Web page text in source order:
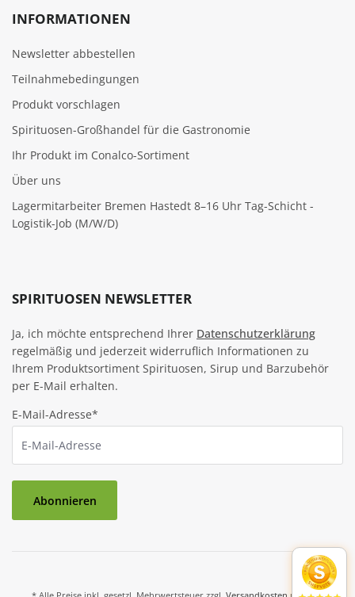
INFORMATIONEN
Newsletter abbestellen
Teilnahmebedingungen
Produkt vorschlagen
Spirituosen-Großhandel für die Gastronomie
Ihr Produkt im Conalco-Sortiment
Über uns
Lagermitarbeiter Bremen Hastedt 8–16 Uhr Tag-Schicht -
Logistik-Job (M/W/D)
SPIRITUOSEN NEWSLETTER
Ja, ich möchte entsprechend Ihrer Datenschutzerklärung
regelmäßig und jederzeit widerruflich Informationen zu
Ihrem Produktsortiment Spirituosen, Sirup und Barzubehör
per E-Mail erhalten.
E-Mail-Adresse*
Abonnieren